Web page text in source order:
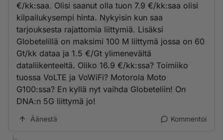
€/kk:saa. Olisi saanut olla tuon 7.9 €/kk:saa olisi
kilpailukysempi hinta. Nykyisin kun saa
tarjouksesta rajattomia liittymiä. Lisäksi
Globetelillä on maksimi 100 M liittymä jossa on 60
Gt/kk dataa ja 1.5 €/Gt ylimenevältä
dataliikenteeltä. Oliko 16.9 €/kk:ssa? Toimiiko
tuossa VoLTE ja VoWiFi? Motorola Moto
G100:ssa? En kyllä nyt vaihda Globeteliin! On
DNA:n 5G liittymä jo!
Äänestä Kommentoi